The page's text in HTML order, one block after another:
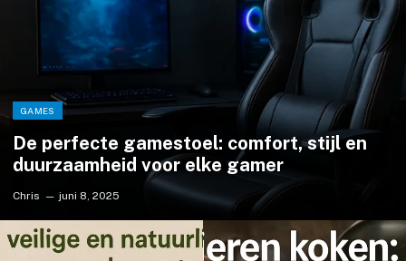
GAMES
De perfecte gamestoel: comfort, stijl en
duurzaamheid voor elke gamer
Chris juni 8, 2025